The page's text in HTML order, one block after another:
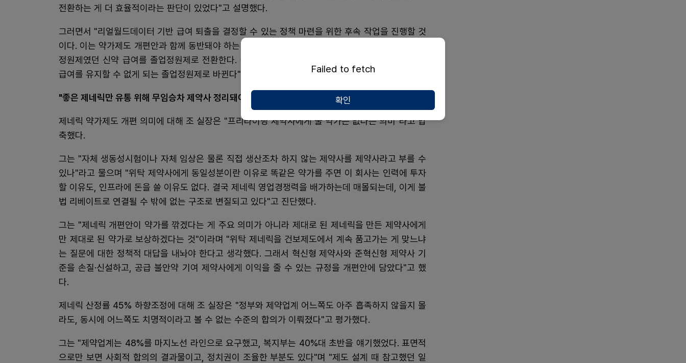
전환하는 게 더 효율적이라는 판단이 있었다"고 설명했다.
그러면서 "리얼월드데이터 기반 급여 퇴출을 결정할 수 있는 정책 마련을 위한 후속 작업을 진행할 것
이다. 이는 약가제도 개편안과 함께 동반돼야 하는 패키징"이라며 "쉽게 대입제도에 비유하자면, 입학
정원제였던 신약 급여를 졸업정원제로 전환한다. 급여 진입 후 분명한 약효 근거를 입증하지 않으면
급여를 유지할 수 없게 되는 졸업정원제로 바뀐다"고 부연했다.
"좋은 제네릭만 유통 위해 무임승차 제약사 정리돼야"
제네릭 약가제도 개편 의미에 대해 조 실장은 "프리라이딩 제약사에게 줄 약가는 없다는 의미"라고 압
축했다.
그는 "자체 생동성시험이나 자체 임상은 물론 직접 생산조차 하지 않는 제약사를 제약사라고 부를 수
있나"라고 물으며 "위탁 제약사에게 동일성분이란 이유로 똑같은 약가를 주면 이 회사는 인력에 투자
할 이유도, 인프라에 돈을 쓸 이유도 없다. 결국 제네릭 영업경쟁력을 배가하는데 매몰되는데, 이게 불
법 리베이트로 연결될 수 밖에 없는 구조로 변질되고 있다"고 진단했다.
그는 "제네릭 개편안이 약가를 깎겠다는 게 주요 의미가 아니라 제대로 된 제네릭을 만든 제약사에게
만 제대로 된 약가로 보상하겠다는 것"이라며 "위탁 제네릭을 건보제도에서 계속 품고가는 게 맞느냐
는 질문에 대한 정책적 대답을 내놔야 한다고 생각했다. 그래서 혁신형 제약사와 준혁신형 제약사 기
준을 손질·신설하고, 공급 불안약 기여 제약사에게 이익을 줄 수 있는 규정을 개편안에 담았다"고 했
다.
제네릭 산정률 45% 하향조정에 대해 조 실장은 "정부와 제약업계 어느쪽도 아주 흡족하지 않을지 몰
라도, 동시에 어느쪽도 치명적이라고 볼 수 없는 수준의 합의가 이뤄졌다"고 평가했다.
그는 "제약업계는 48%를 마지노선 라인으로 요구했고, 복지부는 40%대 초반을 얘기했었다. 표면적
으로만 보면 사회적 합의의 결과물이고, 정치권이 조율한 부분도 있다"며 "제도 설계 때 참고했던 일
Failed to fetch
확인